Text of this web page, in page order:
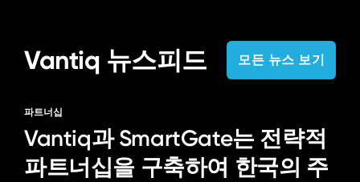
Vantiq 뉴스피드 모든 뉴스 보기
파트너십
Vantiq과 SmartGate는 전략적
파트너십을 구축하여 한국의 주